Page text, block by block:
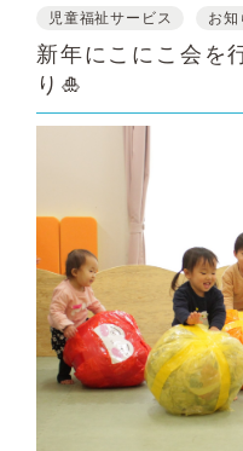
児童福祉サービス お知
新年にこにこ会を
り🎍